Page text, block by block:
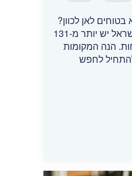
לאן לכוון?
לפי נתוני הלמ"ס, בישראל יש יותר מ-131
הנה המקומות
לחפש